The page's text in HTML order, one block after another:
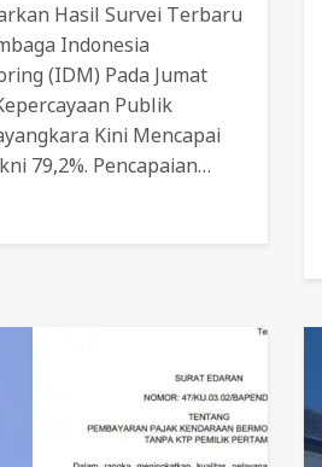
Hasil Survei Terbaru
Indonesia
(IDM) Pada Jumat
Publik
Kini Mencapai
79,2%. Pencapaian…